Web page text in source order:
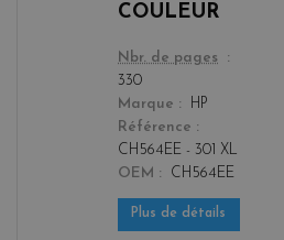
COULEUR
color
Nbr. de pages
330
Marque
HP
Référence
CH564EE - 301 XL
OEM
CH564EE
Plus de détails